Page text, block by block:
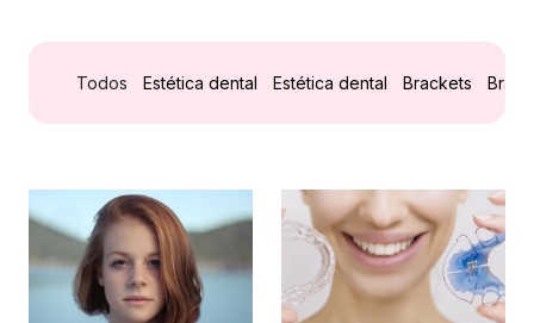
Todos Estética dental Estética dental Brackets